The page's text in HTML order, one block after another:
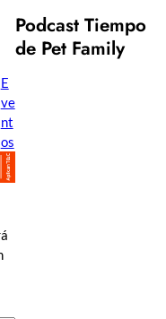
E
ve
nt
os
Podcast Tiempo
de Pet Family